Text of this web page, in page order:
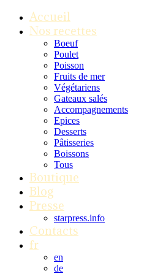
Accueil
Nos recettes
Boeuf
Poulet
Poisson
Fruits de mer
Végétariens
Gateaux salés
Accompagnements
Epices
Desserts
Pâtisseries
Boissons
Tous
Boutique
Blog
Presse
starpress.info
Contacts
fr
en
de